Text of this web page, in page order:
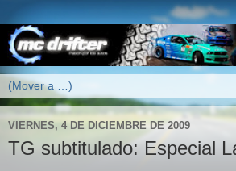
VIERNES, 4 DE DICIEMBRE DE 2009
TG subtitulado: Especial